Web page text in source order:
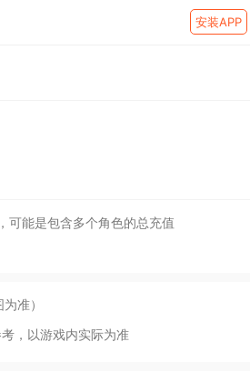
安装APP
可能是包含多个角色的总充值
准）
，以游戏内实际为准